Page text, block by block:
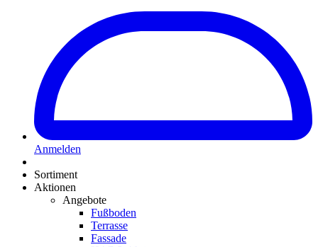
Anmelden
Sortiment
Aktionen
Angebote
Fußboden
Terrasse
Fassade